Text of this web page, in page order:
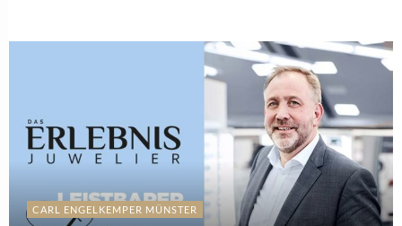
CARL ENGELKEMPER MÜNSTER